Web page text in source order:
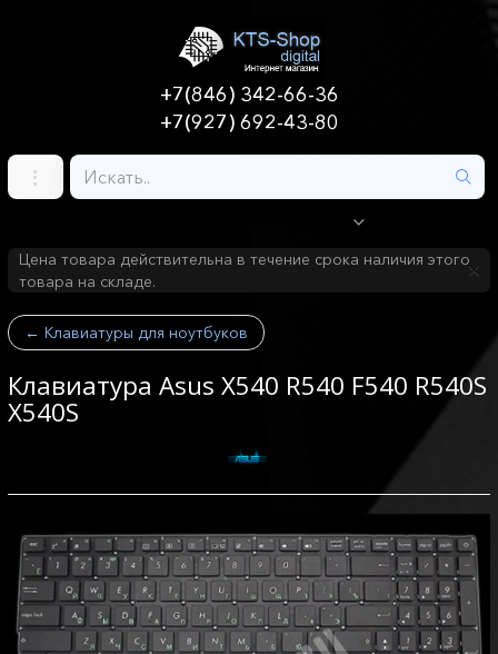
+7(846) 342-66-36
+7(927) 692-43-80
Цена товара действительна в течение срока наличия этого
товара на складе.
← Клавиатуры для ноутбуков
Клавиатура Asus X540 R540 F540 R540S
X540S